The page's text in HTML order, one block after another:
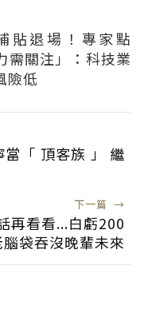
貼退場！專家點
需關注」：科技業
險低
「 頂客族 」 繼
下一篇 →
再看看...白虧200
袋吞沒晚輩未來